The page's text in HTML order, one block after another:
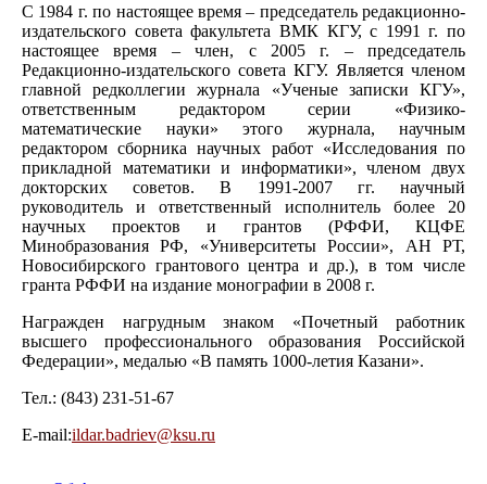
С 1984 г. по настоящее время – председатель редакционно-
издательского совета факультета ВМК КГУ, с 1991 г. по
настоящее время – член, с 2005 г. – председатель
Редакционно-издательского совета КГУ. Является членом
главной редколлегии журнала «Ученые записки КГУ»,
ответственным редактором серии «Физико-
математические науки» этого журнала, научным
редактором сборника научных работ «Исследования по
прикладной математики и информатики», членом двух
докторских советов. В 1991-2007 гг. научный
руководитель и ответственный исполнитель более 20
научных проектов и грантов (РФФИ, КЦФЕ
Минобразования РФ, «Университеты России», АН РТ,
Новосибирского грантового центра и др.), в том числе
гранта РФФИ на издание монографии в 2008 г.
Награжден нагрудным знаком «Почетный работник
высшего профессионального образования Российской
Федерации», медалью «В память 1000-летия Казани».
Тел.: (843) 231-51-67
Е-mail:ildar.badriev@ksu.ru